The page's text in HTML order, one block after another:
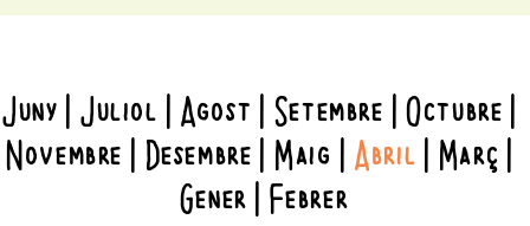
Juny Juliol Agost Setembre Octubre
Novembre Desembre Maig Abril Març
Gener Febrer